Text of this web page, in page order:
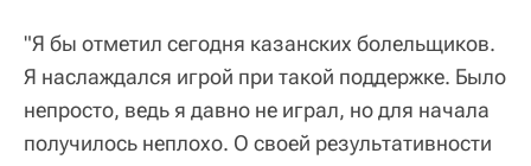
"Я бы отметил сегодня казанских болельщиков.
Я наслаждался игрой при такой поддержке. Было
непросто, ведь я давно не играл, но для начала
получилось неплохо. О своей результативности